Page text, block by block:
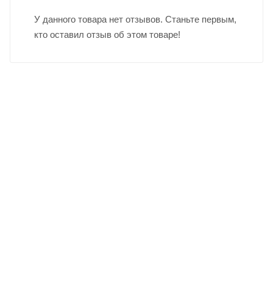
У данного товара нет отзывов. Станьте первым,
кто оставил отзыв об этом товаре!